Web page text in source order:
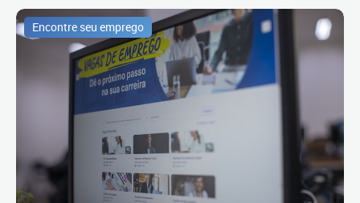
Encontre seu emprego